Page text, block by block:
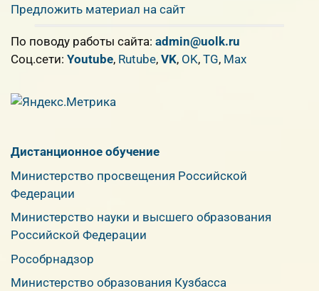
Предложить материал на сайт
По поводу работы сайта: admin@uolk.ru
Cоц.сети: Youtube, Rutube, VK, OK, TG, Max
Дистанционное обучение
Министерство просвещения Российской
Федерации
Министерство науки и высшего образования
Российской Федерации
Рособрнадзор
Министерство образования Кузбасса